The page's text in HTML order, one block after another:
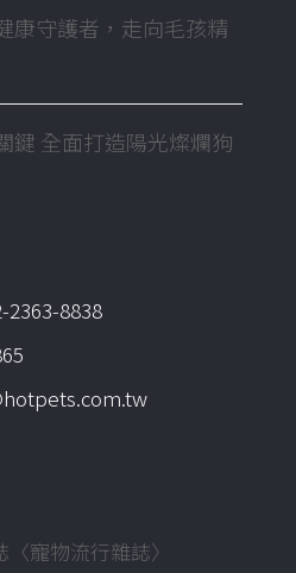
康守護者，走向毛孩精
鍵 全面打造陽光燦爛狗
2363-8838
〈寵物流行雜誌〉